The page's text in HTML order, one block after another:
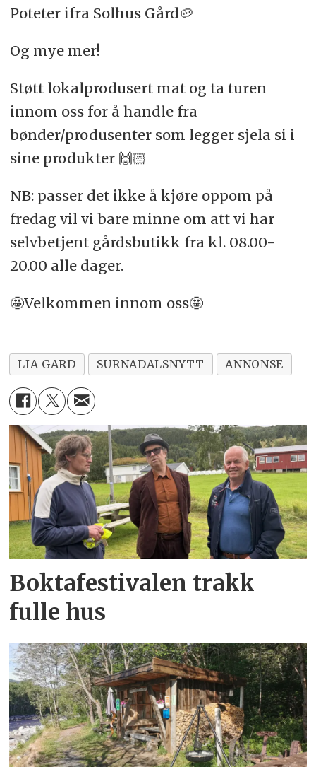
Poteter ifra Solhus Gård🥔
Og mye mer!
Støtt lokalprodusert mat og ta turen
innom oss for å handle fra
bønder/produsenter som legger sjela si i
sine produkter 🙌🏻
NB: passer det ikke å kjøre oppom på
fredag vil vi bare minne om att vi har
selvbetjent gårdsbutikk fra kl. 08.00-
20.00 alle dager.
🤩Velkommen innom oss🤩
LIA GARD SURNADALSNYTT ANNONSE
Boktafestivalen trakk
fulle hus